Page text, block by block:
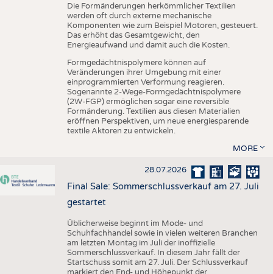
Die Formänderungen herkömmlicher Textilien
werden oft durch externe mechanische
Komponenten wie zum Beispiel Motoren, gesteuert.
Das erhöht das Gesamtgewicht, den
Energieaufwand und damit auch die Kosten.
Formgedächtnispolymere können auf
Veränderungen ihrer Umgebung mit einer
einprogrammierten Verformung reagieren.
Sogenannte 2-Wege-Formgedächtnispolymere
(2W-FGP) ermöglichen sogar eine reversible
Formänderung. Textilien aus diesen Materialien
eröffnen Perspektiven, um neue energiesparende
textile Aktoren zu entwickeln.
MORE
28.07.2026
Final Sale: Sommerschlussverkauf am 27. Juli
gestartet
Üblicherweise beginnt im Mode- und
Schuhfachhandel sowie in vielen weiteren Branchen
am letzten Montag im Juli der inoffizielle
Sommerschlussverkauf. In diesem Jahr fällt der
Startschuss somit am 27. Juli. Der Schlussverkauf